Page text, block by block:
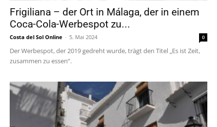
Frigiliana – der Ort in Málaga, der in einem
Coca-Cola-Werbespot zu...
Costa del Sol Online - 5. Mai 2024 0
Der Werbespot, der 2019 gedreht wurde, trägt den Titel „Es ist Zeit,
zusammen zu essen“.